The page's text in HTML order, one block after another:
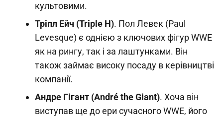
культовими.
Тріпл Ейч (Triple H). Пол Левек (Paul
Levesque) є однією з ключових фігур WWE
як на рингу, так і за лаштунками. Він
також займає високу посаду в керівництві
компанії.
Андре Гігант (André the Giant). Хоча він
виступав ще до ери сучасного WWE, його